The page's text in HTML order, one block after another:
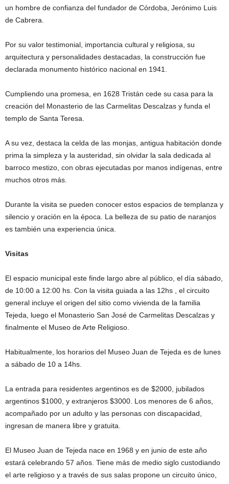
un hombre de confianza del fundador de Córdoba, Jerónimo Luis
de Cabrera.
Por su valor testimonial, importancia cultural y religiosa, su
arquitectura y personalidades destacadas, la construcción fue
declarada monumento histórico nacional en 1941.
Cumpliendo una promesa, en 1628 Tristán cede su casa para la
creación del Monasterio de las Carmelitas Descalzas y funda el
templo de Santa Teresa.
A su vez, destaca la celda de las monjas, antigua habitación donde
prima la simpleza y la austeridad, sin olvidar la sala dedicada al
barroco mestizo, con obras ejecutadas por manos indígenas, entre
muchos otros más.
Durante la visita se pueden conocer estos espacios de templanza y
silencio y oración en la época. La belleza de su patio de naranjos
es también una experiencia única.
Visitas
El espacio municipal este finde largo abre al público, el día sábado,
de 10:00 a 12:00 hs. Con la visita guiada a las 12hs , el circuito
general incluye el origen del sitio como vivienda de la familia
Tejeda, luego el Monasterio San José de Carmelitas Descalzas y
finalmente el Museo de Arte Religioso.
Habitualmente, los horarios del Museo Juan de Tejeda es de lunes
a sábado de 10 a 14hs.
La entrada para residentes argentinos es de $2000, jubilados
argentinos $1000, y extranjeros $3000. Los menores de 6 años,
acompañado por un adulto y las personas con discapacidad,
ingresan de manera libre y gratuita.
El Museo Juan de Tejeda nace en 1968 y en junio de este año
estará celebrando 57 años. Tiene más de medio siglo custodiando
el arte religioso y a través de sus salas propone un circuito único,